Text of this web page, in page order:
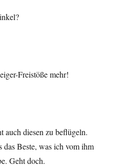
Freistöße mehr!
auch diesen zu beflügeln.
das Beste, was ich vom ihm
Geht doch.